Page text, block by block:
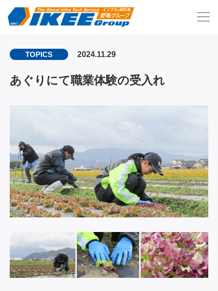
TOPICS 2024.11.29
あぐりにて職業体験の受入れ